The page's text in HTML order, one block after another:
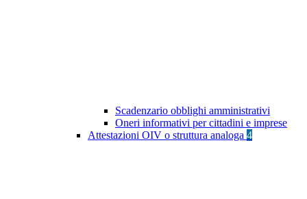
Scadenzario obblighi amministrativi
Oneri informativi per cittadini e imprese
Attestazioni OIV o struttura analoga 4